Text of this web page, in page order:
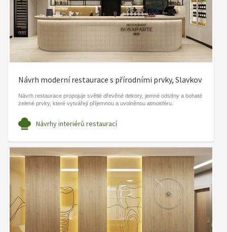
Návrh moderní restaurace s přírodními prvky, Slavkov
Návrh restaurace propojuje světlé dřevěné dekory, jemné odstíny a bohaté
zelené prvky, které vytvářejí příjemnou a uvolněnou atmosféru.
Návrhy interiérů restaurací